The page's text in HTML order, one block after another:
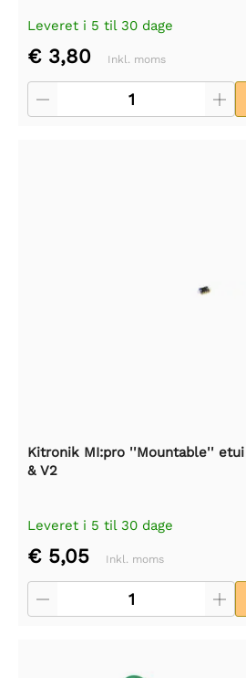
Leveret i 5 til 30 dage
€ 3,80 Inkl. moms
Kitronik MI:pro ''Mountable''
& V2
Leveret i 5 til 30 dage
€ 5,05 Inkl. moms